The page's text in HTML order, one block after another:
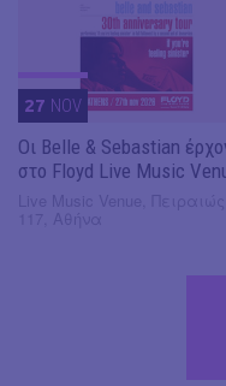
27 NOV
Οι Belle & Sebastian
στο Floyd Live Music